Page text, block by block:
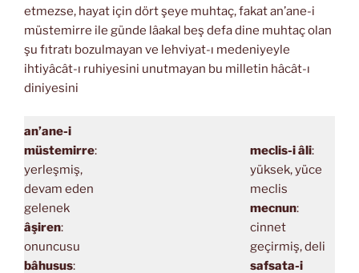
etmezse, hayat için dört şeye muhtaç, fakat an’ane-i
müstemirre ile günde lâakal beş defa dine muhtaç olan
şu fıtratı bozulmayan ve lehviyat-ı medeniyeyle
ihtiyâcât-ı ruhiyesini unutmayan bu milletin hâcât-ı
diniyesini
an’ane-i
müstemirre:
yerleşmiş,
devam eden
gelenek
âşiren:
onuncusu
bâhusus:
meclis-i âli:
yüksek, yüce
meclis
mecnun:
cinnet
geçirmiş, deli
safsata-i